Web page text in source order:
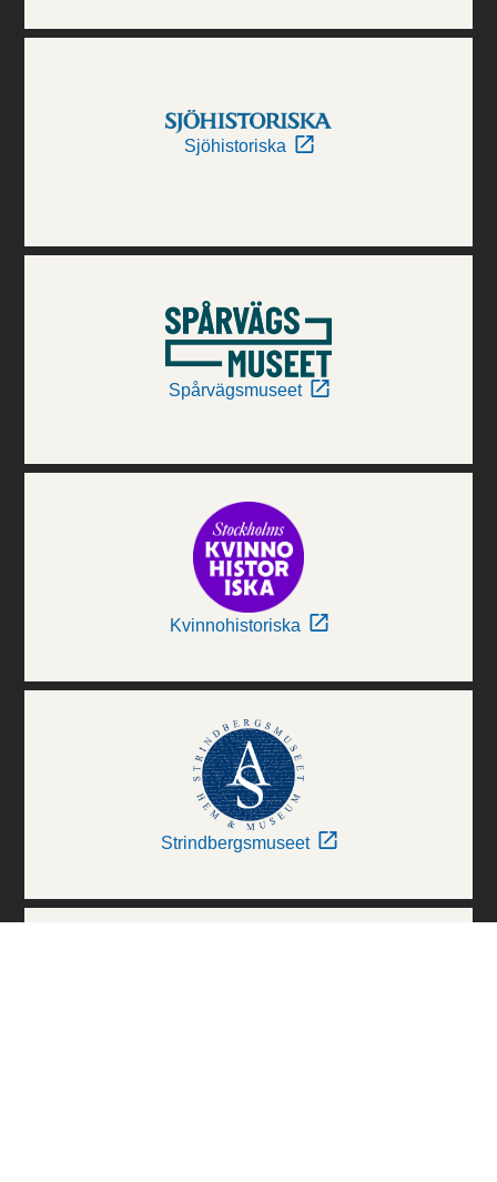
Sjöhistoriska
Spårvägsmuseet
Kvinnohistoriska
Strindbergsmuseet